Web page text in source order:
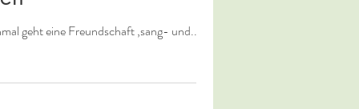
geht eine Freundschaft ‚sang- und...